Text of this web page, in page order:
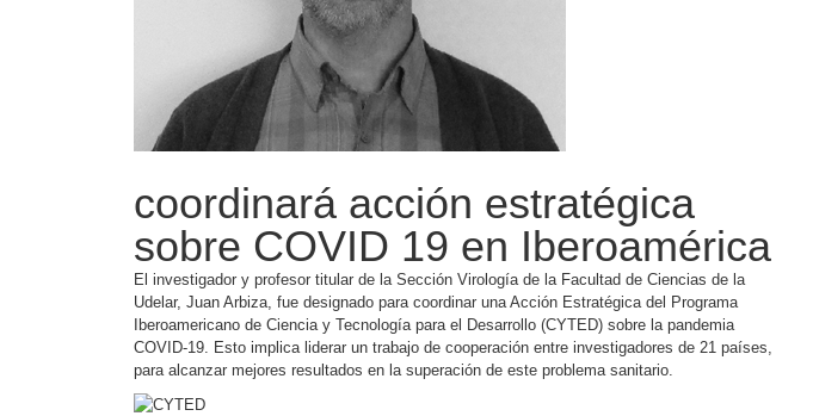
coordinará acción estratégica
sobre COVID 19 en Iberoamérica
El investigador y profesor titular de la Sección Virología de la Facultad de Ciencias de la
Udelar, Juan Arbiza, fue designado para coordinar una Acción Estratégica del Programa
Iberoamericano de Ciencia y Tecnología para el Desarrollo (CYTED) sobre la pandemia
COVID-19. Esto implica liderar un trabajo de cooperación entre investigadores de 21 países,
para alcanzar mejores resultados en la superación de este problema sanitario.